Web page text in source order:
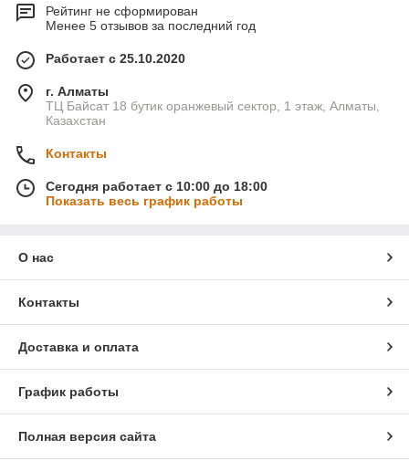
Рейтинг не сформирован
Менее 5 отзывов за последний год
Работает с 25.10.2020
г. Алматы
ТЦ Байсат 18 бутик оранжевый сектор, 1 этаж, Алматы,
Казахстан
Контакты
Сегодня работает с 10:00 до 18:00
Показать весь график работы
О нас
Контакты
Доставка и оплата
График работы
Полная версия сайта